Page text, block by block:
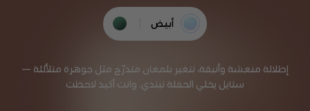
أبيض
إطلالة منعشة وأنيقة، تتغير بلمعان متدرّج مثل جوهرة متلألئة —
ستايل يخلي الحفلة تبتدي. وانت أكيد لاحظت